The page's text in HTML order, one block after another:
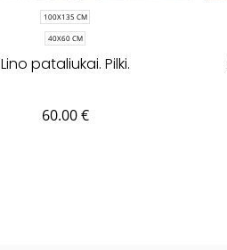
100X135 CM
40X60 CM
Lino pataliukai. Pilki.
60.00€